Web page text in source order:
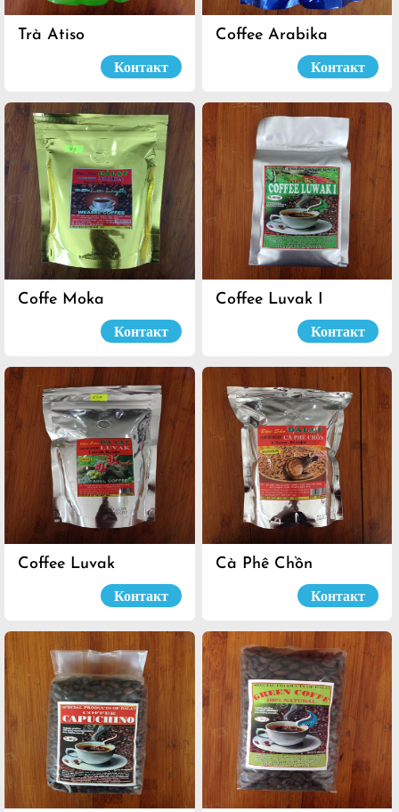
Trà Atiso
Контакт
Coffee Arabika
Контакт
Coffe Moka
Контакт
Coffee Luvak I
Контакт
Coffee Luvak
Контакт
Cà Phê Chồn
Контакт